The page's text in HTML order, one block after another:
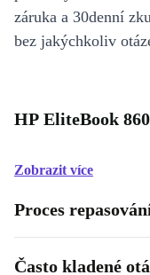
záruka a 30denní
bez jakýchkoliv
HP EliteBook
Zobrazit více
Proces
Často kladené